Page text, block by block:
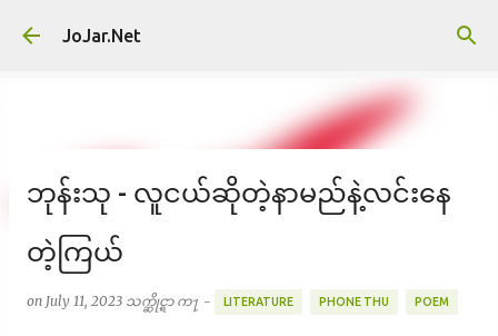
JoJar.Net
ဘုန်းသု - လူငယ်ဆိုတဲ့နာမည်နဲ့လင်းနေ
တဲ့ကြယ်
on July 11, 2023 သက္ဆိုင္ရာ က႑ - LITERATURE PHONE THU POEM